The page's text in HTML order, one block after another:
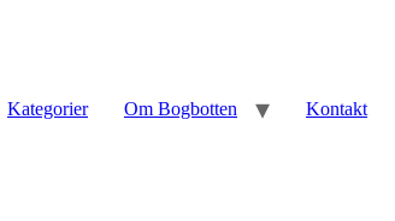
Kategorier Om Bogbotten Kontakt